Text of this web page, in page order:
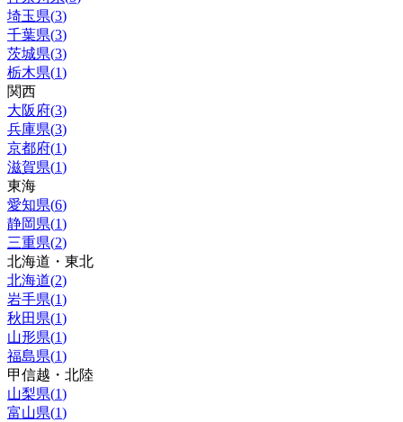
埼玉県(3)
千葉県(3)
茨城県(3)
栃木県(1)
関西
大阪府(3)
兵庫県(3)
京都府(1)
滋賀県(1)
東海
愛知県(6)
静岡県(1)
三重県(2)
北海道・東北
北海道(2)
岩手県(1)
秋田県(1)
山形県(1)
福島県(1)
甲信越・北陸
山梨県(1)
富山県(1)